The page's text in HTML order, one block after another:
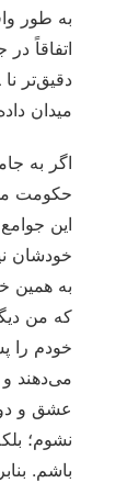
به طور
اتفاقاً
دقیق‌تر
میدان
اگر به
حکومت
این
خودشان
به همین
که من
خودم را
می‌دهند
عشق و
نشوم؛
باشم.